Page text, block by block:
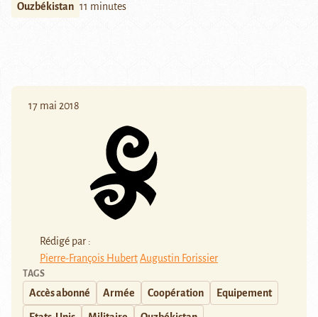
Ouzbékistan 11 minutes
17 mai 2018
Rédigé par :
Pierre-François HubertAugustin Forissier
TAGS
Accès abonné Armée Coopération Equipement